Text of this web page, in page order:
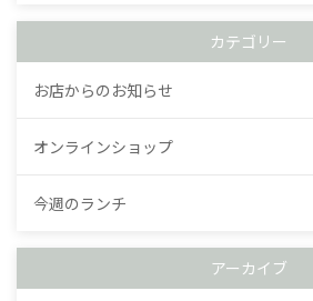
カテゴリー
お店からのお知らせ
オンラインショップ
今週のランチ
アーカイブ